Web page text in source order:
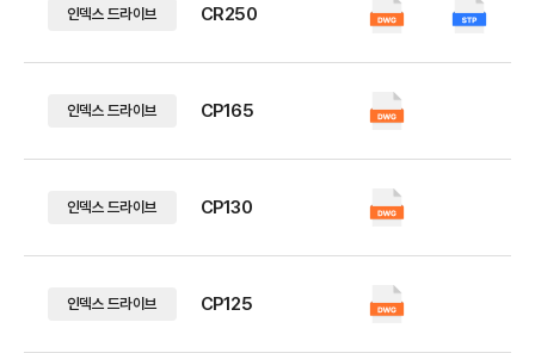
인덱스 드라이브 CR250
인덱스 드라이브 CP165
인덱스 드라이브 CP130
인덱스 드라이브 CP125